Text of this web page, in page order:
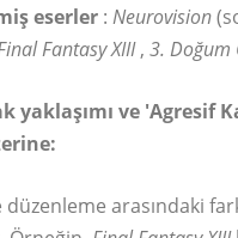
eserler : Neurovision
Fantasy XIII, 3. Doğum
yaklaşımı ve 'Agresif
arasındaki